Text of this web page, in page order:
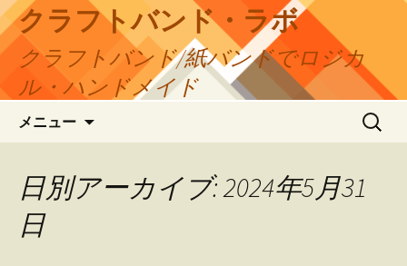
コ
ン
テ
ツ
ス
クラフトバンド・ラボ
クラフトバンド/紙バンドでロジカ
ル・ハンドメイド
メニュー
検
索:
日別アーカイブ: 2024年5月31
日